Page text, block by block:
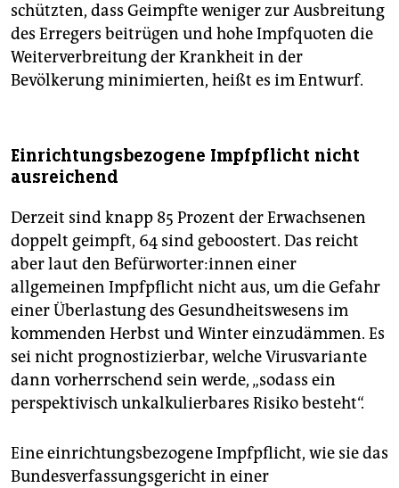
schützten, dass Geimpfte weniger zur Ausbreitung
des Erregers beitrügen und hohe Impfquoten die
Weiterverbreitung der Krankheit in der
Bevölkerung minimierten, heißt es im Entwurf.
Einrichtungsbezogene Impfpflicht nicht
ausreichend
Derzeit sind knapp 85 Prozent der Erwachsenen
doppelt geimpft, 64 sind geboostert. Das reicht
aber laut den Be­für­wor­te­r:in­nen einer
allgemeinen Impfpflicht nicht aus, um die Gefahr
einer Überlastung des Gesundheitswesens im
kommenden Herbst und Winter einzudämmen. Es
sei nicht prognostizierbar, welche Virusvariante
dann vorherrschend sein werde, „sodass ein
perspektivisch unkalkulierbares Risiko besteht“.
Eine einrichtungsbezogene Impfpflicht, wie sie das
Bundesverfassungsgericht in einer